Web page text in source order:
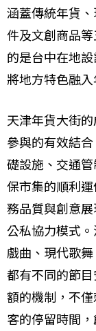
涵蓋傳統年貨
件及文創商品
的是台中在地
將地方特色融
天津年貨大街
參與的有效結
礎設施、交通
保市集的順利
務品質與創意
公私協力模式
戲曲、現代歌
都有不同的節
額的機制，不
客的停留時間